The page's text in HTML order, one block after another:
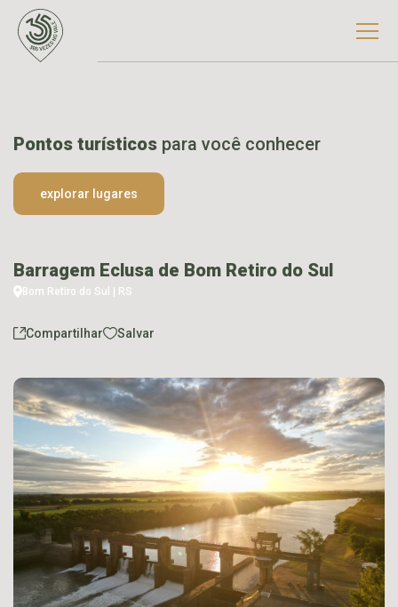
Pontos turísticos para você conhecer
explorar lugares
Barragem Eclusa de Bom Retiro do Sul
Bom Retiro do Sul | RS
Compartilhar Salvar